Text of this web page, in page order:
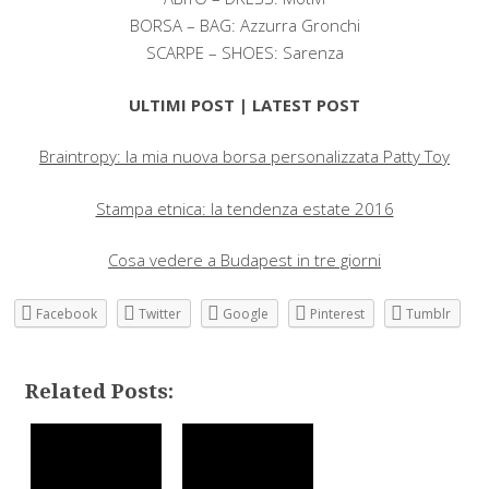
BORSA – BAG: Azzurra Gronchi
SCARPE – SHOES: Sarenza
ULTIMI POST | LATEST POST
Braintropy: la mia nuova borsa personalizzata Patty Toy
Stampa etnica: la tendenza estate 2016
Cosa vedere a Budapest in tre giorni
Facebook Twitter Google Pinterest Tumblr
Related Posts: